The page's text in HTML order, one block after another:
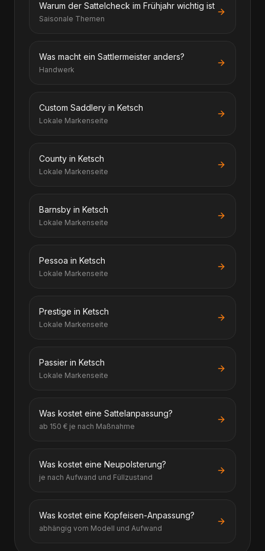
Warum der Sattelcheck im Frühjahr wichtig ist
Saisonale Themen
Was macht ein Sattlermeister anders?
Handwerk
Custom Saddlery in Ketsch
Lokale Markenseite
County in Ketsch
Lokale Markenseite
Barnsby in Ketsch
Lokale Markenseite
Pessoa in Ketsch
Lokale Markenseite
Prestige in Ketsch
Lokale Markenseite
Passier in Ketsch
Lokale Markenseite
Was kostet eine Sattelanpassung?
ab 150 € je nach Maßnahme
Was kostet eine Neupolsterung?
je nach Aufwand und Füllzustand
Was kostet eine Kopfeisen-Anpassung?
abhängig vom Modell und Aufwand